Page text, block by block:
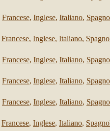
Francese, Inglese, Italiano,
Francese, Inglese, Italiano,
Francese, Inglese, Italiano,
Francese, Inglese, Italiano,
Francese, Inglese, Italiano,
Francese, Inglese, Italiano,